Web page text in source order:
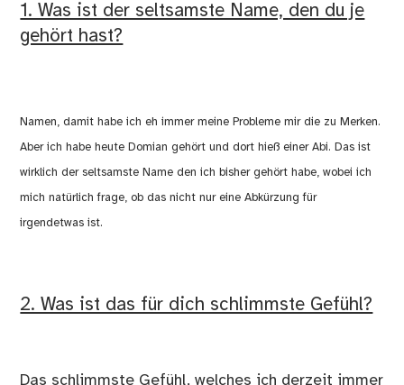
1. Was ist der seltsamste Name, den du je
gehört hast?
Namen, damit habe ich eh immer meine Probleme mir die zu Merken.
Aber ich habe heute Domian gehört und dort hieß einer Abi. Das ist
wirklich der seltsamste Name den ich bisher gehört habe, wobei ich
mich natürlich frage, ob das nicht nur eine Abkürzung für
irgendetwas ist.
2. Was ist das für dich schlimmste Gefühl?
Das schlimmste Gefühl, welches ich derzeit immer